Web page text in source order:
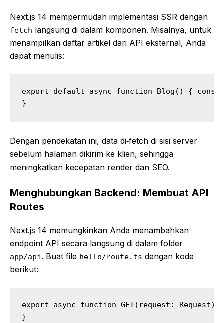
Next.js 14 mempermudah implementasi SSR dengan
fetch langsung di dalam komponen. Misalnya, untuk
menampilkan daftar artikel dari API eksternal, Anda
dapat menulis:
export default async function Blog() {
}
Dengan pendekatan ini, data di‑fetch di sisi server
sebelum halaman dikirim ke klien, sehingga
meningkatkan kecepatan render dan SEO.
Menghubungkan Backend: Membuat API
Routes
Next.js 14 memungkinkan Anda menambahkan
endpoint API secara langsung di dalam folder
app/api. Buat file hello/route.ts dengan kode
berikut:
export async function GET(request:
}